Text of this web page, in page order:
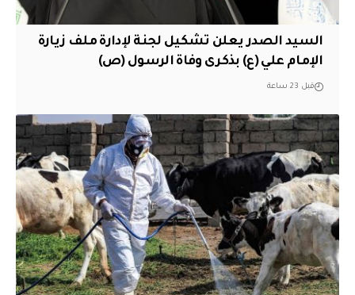
السيد الصدر يعلن تشكيل لجنة لإدارة ملف زيارة
الإمام علي (ع) بذكرى وفاة الرسول (ص)
قبل 23 ساعة